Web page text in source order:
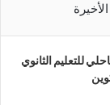
الأخيرة
للتعليم الثانوي